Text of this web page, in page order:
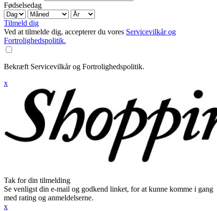
Fødselsedag
Tilmeld dig
Ved at tilmelde dig, accepterer du vores Servicevilkår og
Fortrolighedspolitik.
Bekræft Servicevilkår og Fortrolighedspolitik.
x
Tak for din tilmelding
Se venligst din e-mail og godkend linket, for at kunne komme i gang
med rating og anmeldelserne.
x